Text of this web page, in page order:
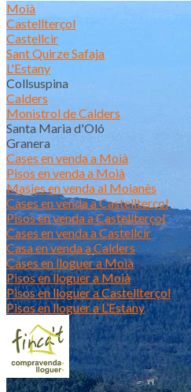
Moià
Castellterçol
Castellcir
Sant Quirze Safaja
L'Estany
Collsuspina
Calders
Monistrol de Calders
Santa Maria d'Oló
Granera
Cases en venda a Moià
Pisos en venda a Moià
Masies en venda al Moianès
Cases en venda a Castellterçol
Pisos en venda a Castellterçol
Cases en venda a Castellcir
Casa en venda a Calders
Cases en lloguer a Moià
Pisos en lloguer a Moià
Pisos en lloguer a Castellterçol
Pisos en lloguer a L’Estany